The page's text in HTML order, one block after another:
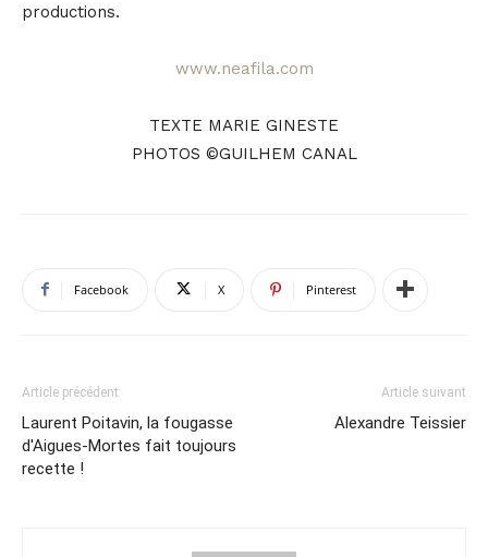
productions.
www.neafila.com
TEXTE MARIE GINESTE
PHOTOS ©GUILHEM CANAL
Facebook X Pinterest
Article précédent
Laurent Poitavin, la fougasse
d'Aigues-Mortes fait toujours
recette !
Article suivant
Alexandre Teissier